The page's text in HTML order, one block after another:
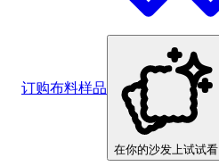
订购布料样品
在你的沙发上试试看